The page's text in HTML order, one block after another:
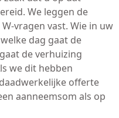
We leggen de
vragen vast. Wie in uw
dag gaat de
de verhuizing
we dit hebben
offerte
aanneemsom als op